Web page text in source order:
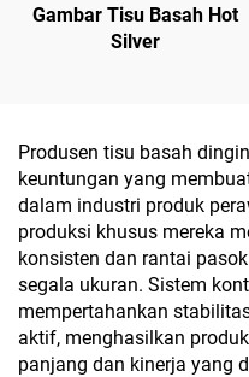
Gambar Tisu Basah Hot
Silver
Produsen tisu basah
keuntungan yang
dalam industri produk
produksi khusus mereka
konsisten dan rantai
segala ukuran. Sistem
mempertahankan
aktif, menghasilkan
panjang dan kinerja yang